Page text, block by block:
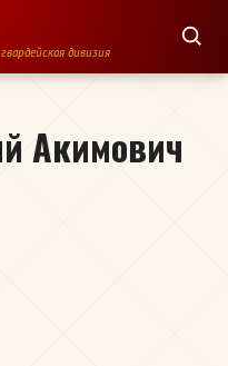
дивизия
Акимович